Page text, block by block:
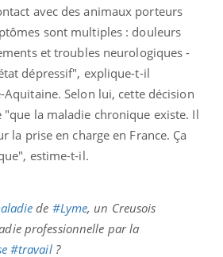
avec des animaux porteurs
sont multiples : douleurs
et troubles neurologiques -
dépressif", explique-t-il
Aquitaine. Selon lui, cette décision
la maladie chronique existe. Il
la prise en charge en France. Ça
estime-t-il.
de #Lyme, un Creusois
professionnelle par la
#travail?